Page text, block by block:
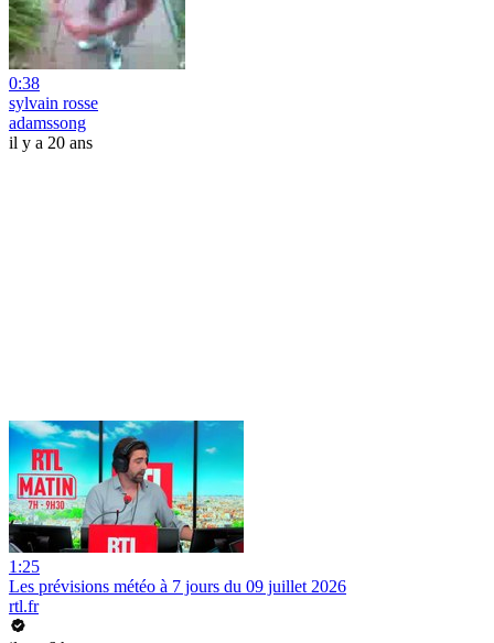
0:38
sylvain rosse
adamssong
il y a 20 ans
1:25
Les prévisions météo à 7 jours du 09 juillet 2026
rtl.fr